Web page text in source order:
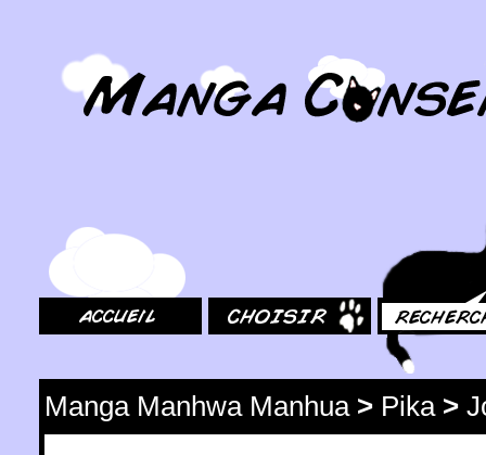
Manga Manhwa Manhua> Pika>